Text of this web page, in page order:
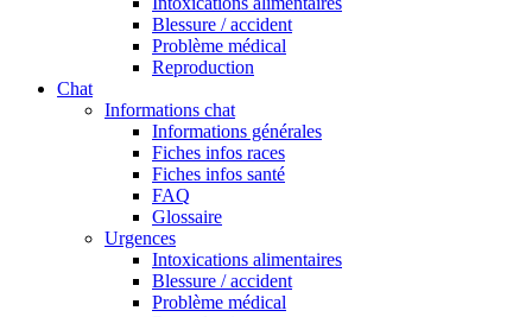
Blessure / accident
Problème médical
Reproduction
Chat
Informations chat
Informations générales
Fiches infos races
Fiches infos santé
FAQ
Glossaire
Urgences
Intoxications alimentaires
Blessure / accident
Problème médical